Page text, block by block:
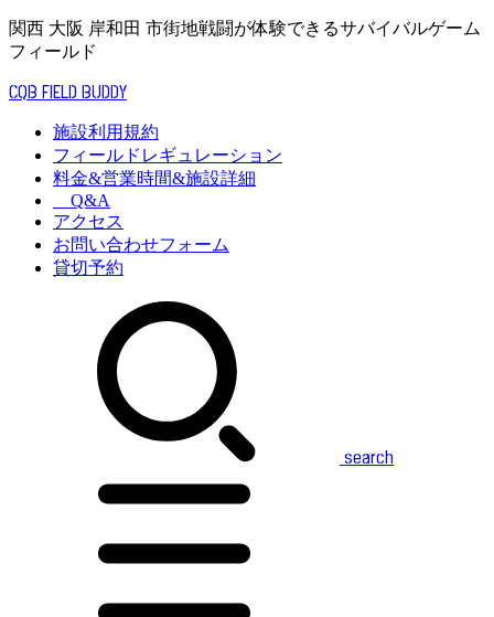
関西 大阪 岸和田 市街地戦闘が体験できるサバイバルゲーム
フィールド
CQB FIELD BUDDY
施設利用規約
フィールドレギュレーション
料金&営業時間&施設詳細
Q&A
アクセス
お問い合わせフォーム
貸切予約
search